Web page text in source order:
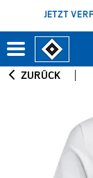
JETZT
ZURÜCK